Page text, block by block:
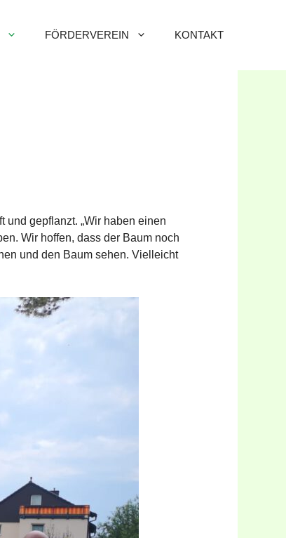
FÖRDERVEREIN KONTAKT
gepflanzt. „Wir haben einen
Wir hoffen, dass der Baum noch
und den Baum sehen. Vielleicht